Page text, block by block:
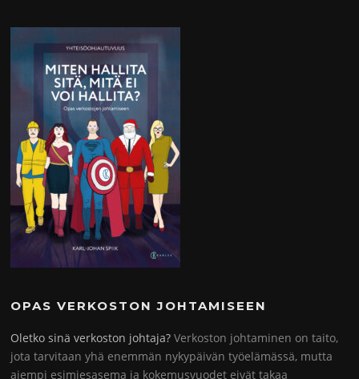
OPAS VERKOSTON JOHTAMISEEN
Oletko sinä verkoston johtaja? Verkoston johtaminen on taito,
jota tarvitaan yhä enemmän nykypäivän työelämässä, mutta
aiempi esimiesasema ja kokemusvuodet eivät takaa